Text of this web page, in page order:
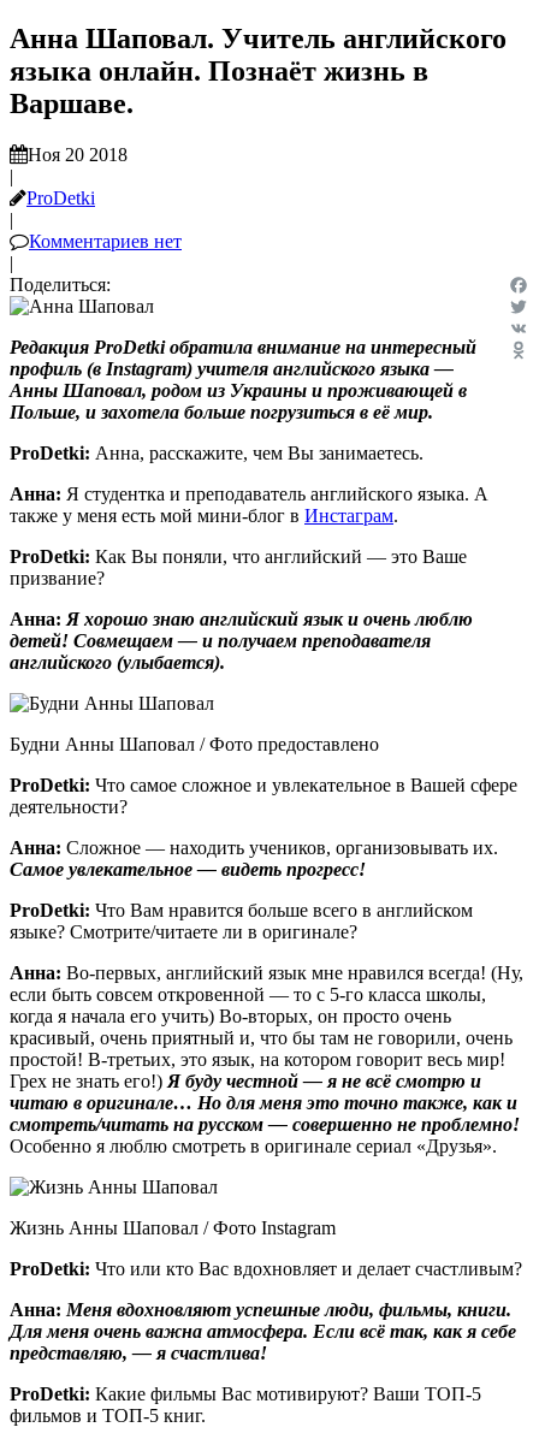
Анна Шаповал. Учитель английского
языка онлайн. Познаёт жизнь в
Варшаве.
Ноя 20 2018
|
ProDetki
|
Комментариев нет
|
Поделиться:
VK
Редакция ProDetki обратила внимание на интересный
профиль (в Instagram) учителя английского языка —
Анны Шаповал, родом из Украины и проживающей в
Польше, и захотела больше погрузиться в её мир.
ProDetki: Анна, расскажите, чем Вы занимаетесь.
Анна: Я студентка и преподаватель английского языка. А
также у меня есть мой мини-блог в Инстаграм.
ProDetki: Как Вы поняли, что английский — это Ваше
призвание?
Анна: Я хорошо знаю английский язык и очень люблю
детей! Совмещаем — и получаем преподавателя
английского (улыбается).
Будни Анны Шаповал / Фото предоставлено
ProDetki: Что самое сложное и увлекательное в Вашей сфере
деятельности?
Анна: Сложное — находить учеников, организовывать их.
Самое увлекательное — видеть прогресс!
ProDetki: Что Вам нравится больше всего в английском
языке? Смотрите/читаете ли в оригинале?
Анна: Во-первых, английский язык мне нравился всегда! (Ну,
если быть совсем откровенной — то с 5-го класса школы,
когда я начала его учить) Во-вторых, он просто очень
красивый, очень приятный и, что бы там не говорили, очень
простой! В-третьих, это язык, на котором говорит весь мир!
Грех не знать его!) Я буду честной — я не всё смотрю и
читаю в оригинале… Но для меня это точно также, как и
смотреть/читать на русском — совершенно не проблемно!
Особенно я люблю смотреть в оригинале сериал «Друзья».
Жизнь Анны Шаповал / Фото Instagram
ProDetki: Что или кто Вас вдохновляет и делает счастливым?
Анна: Меня вдохновляют успешные люди, фильмы, книги.
Для меня очень важна атмосфера. Если всё так, как я себе
представляю, — я счастлива!
ProDetki: Какие фильмы Вас мотивируют? Ваши ТОП-5
фильмов и ТОП-5 книг.